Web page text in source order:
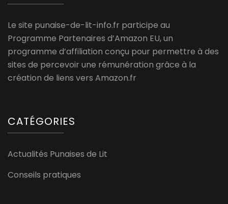
Le site punaise-de-lit-info.fr participe au
Programme Partenaires d’Amazon EU, un
programme d’affiliation conçu pour permettre à des
sites de percevoir une rémunération grâce à la
création de liens vers Amazon.fr
CATÉGORIES
Actualités Punaises de Lit
Conseils pratiques